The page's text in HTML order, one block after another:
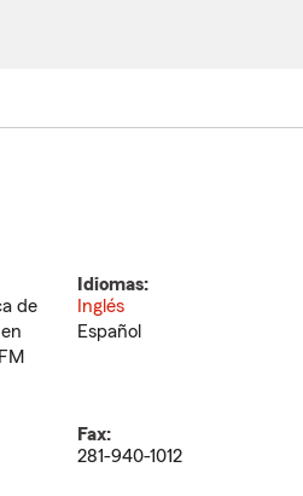
de
Idiomas:
Inglés
Español
Fax:
281-940-1012